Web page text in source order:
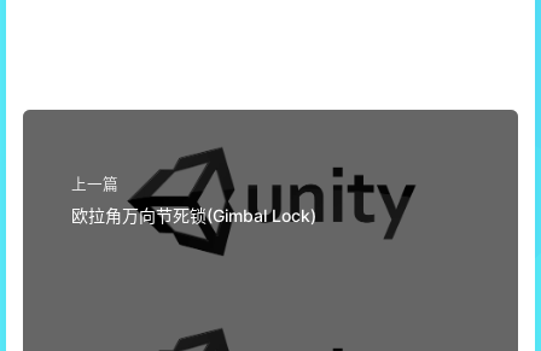
上一篇
欧拉角万向节死锁(Gimbal Lock)